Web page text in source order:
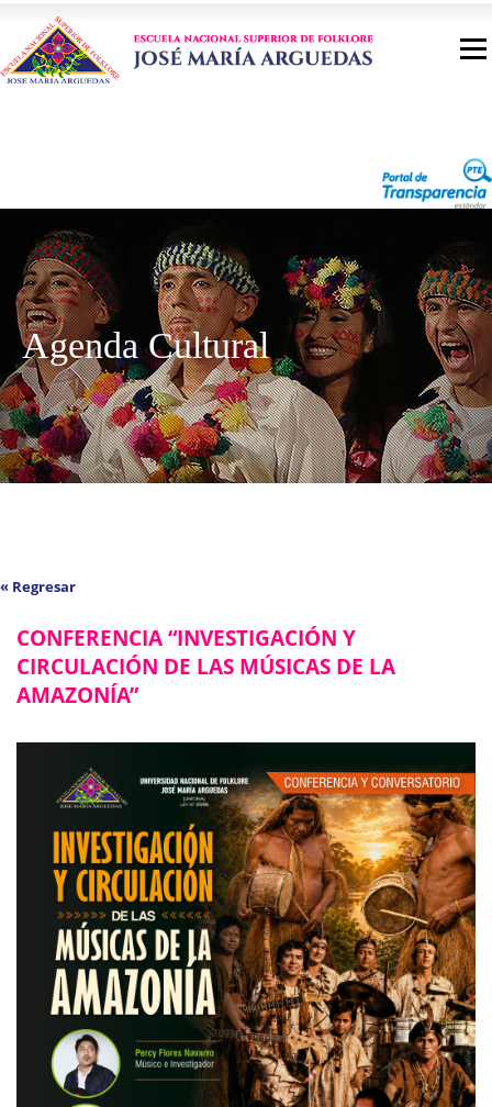
Agenda Cultural
« Regresar
CONFERENCIA “INVESTIGACIÓN Y
CIRCULACIÓN DE LAS MÚSICAS DE LA
AMAZONÍA”